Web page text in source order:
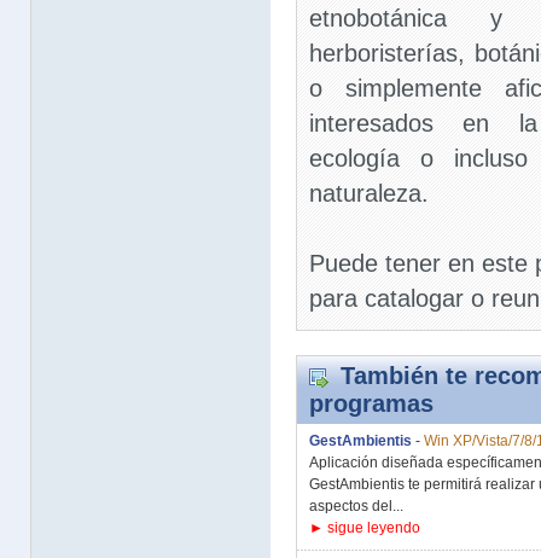
etnobotánica y
herboristerías,
o simplemente
interesados en
ecología o
naturaleza.
Puede tener en este
para catalogar o
También te
programas
GestAmbientis - Win XP/Vista/7/8/
Aplicación diseñada
GestAmbientis te permitirá
aspectos del...
► sigue leyendo